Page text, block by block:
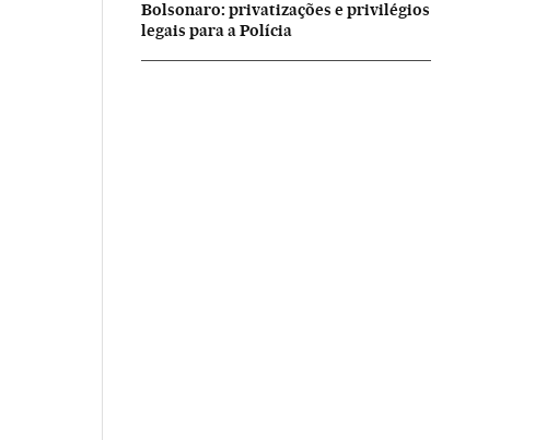
Bolsonaro: privatizações e privilégios
legais para a Polícia